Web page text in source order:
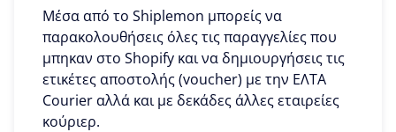
Μέσα από το Shiplemon μπορείς να
παρακολουθήσεις όλες τις παραγγελίες που
μπηκαν στο Shopify και να δημιουργήσεις τις
ετικέτες αποστολής (voucher) με την ΕΛΤΑ
Courier αλλά και με δεκάδες άλλες εταιρείες
κούριερ.